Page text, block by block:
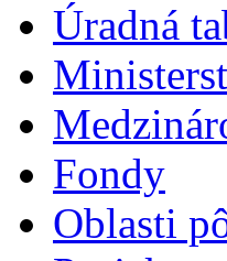
Úradná
Fondy
Oblasti